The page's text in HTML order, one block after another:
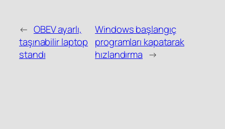
← OBEV ayarlı,
taşınabilir laptop
standı
Windows başlangıç
programları kapatarak
hızlandırma →